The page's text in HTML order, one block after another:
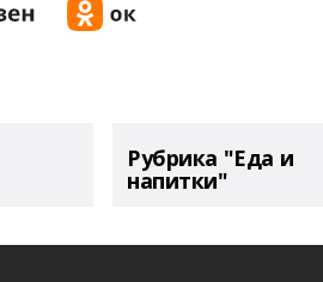
Рубрика "Еда и
напитки"